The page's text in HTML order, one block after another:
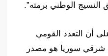
النسيج الوطني برمته”.
أن التعدد القومي
شرقي سوريا هو مصدر